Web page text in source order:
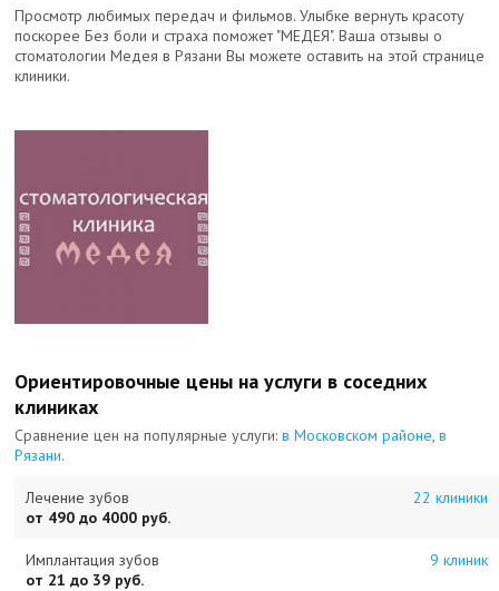
Просмотр любимых передач и фильмов. Улыбке вернуть красоту
поскорее Без боли и страха поможет "МЕДЕЯ". Ваша отзывы о
стоматологии Медея в Рязани Вы можете оставить на этой странице
клиники.
Ориентировочные цены на услуги в соседних
клиниках
Сравнение цен на популярные услуги:в Московском районе,в
Рязани.
Лечение зубов
22 клиники
от 490 до 4000 руб.
Имплантация зубов
9 клиник
от 21 до 39 руб.